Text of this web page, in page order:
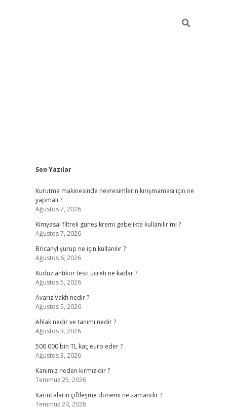
Sidebar
Son Yazılar
Kurutma makinesinde nevresimlerin kırışmaması için ne
yapmalı ?
Ağustos 7, 2026
Kimyasal filtreli güneş kremi gebelikte kullanılır mı ?
Ağustos 7, 2026
Bricanyl şurup ne için kullanılır ?
Ağustos 6, 2026
Kuduz antikor testi ücreti ne kadar ?
Ağustos 5, 2026
Avarız Vakfı nedir ?
Ağustos 5, 2026
Ahlak nedir ve tanımı nedir ?
Ağustos 3, 2026
500 000 bin TL kaç euro eder ?
Ağustos 3, 2026
Kanımız neden kırmızıdır ?
Temmuz 25, 2026
Karıncaların çiftleşme dönemi ne zamandır ?
Temmuz 24, 2026
vdcasino güncel giriş